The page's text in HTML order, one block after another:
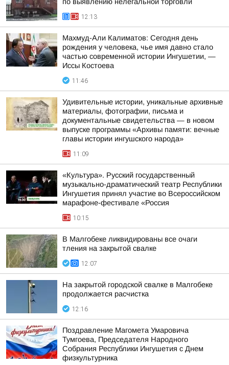
12:13
Махмуд-Али Калиматов: Сегодня день
рождения у человека, чье имя давно стало
частью современной истории Ингушетии, —
Иссы Костоева
11:46
Удивительные истории, уникальные архивные
материалы, фотографии, письма и
документальные свидетельства — в новом
выпуске программы «Архивы памяти: вечные
главы истории ингушского народа»
11:09
«Культура». Русский государственный
музыкально-драматический театр Республики
Ингушетия принял участие во Всероссийском
марафоне-фестивале «Россия
10:15
В Малгобеке ликвидированы все очаги
тления на закрытой свалке
12:07
На закрытой городской свалке в Малгобеке
продолжается расчистка
12:16
Поздравление Магомета Умаровича
Тумгоева, Председателя Народного
Собрания Республики Ингушетия с Днем
физкультурника